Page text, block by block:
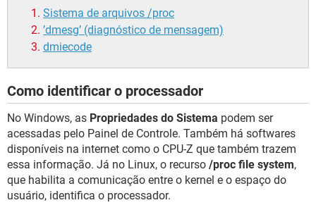
Sistema de arquivos /proc
’dmesg’ (diagnóstico de mensagem)
dmiecode
Como identificar o processador
No Windows, as Propriedades do Sistema podem ser
acessadas pelo Painel de Controle. Também há softwares
disponíveis na internet como o CPU-Z que também trazem
essa informação. Já no Linux, o recurso /proc file system,
que habilita a comunicação entre o kernel e o espaço do
usuário, identifica o processador.